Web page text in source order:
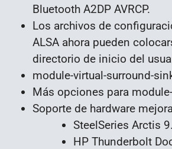
Bluetooth A2DP AVRCP.
Los archivos de
ALSA ahora pueden
directorio de inicio del
module-virtual-surround-
Más opciones para
Soporte de hardware
SteelSeries Arctis 9.
HP Thunderbolt